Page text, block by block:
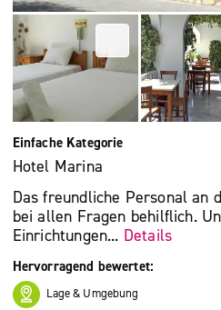
Einfache Kategorie
Hotel Marina
Das freundliche Personal an
bei allen Fragen behilflich.
Einrichtungen... Details
Hervorragend bewertet:
Lage & Umgebung